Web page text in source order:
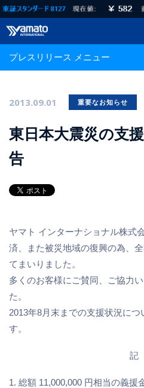
プレスリリース メニュー
2013.09.01 重要なお知らせ
東日本大震災の支
告
ヤマト インターナショナル株式
済、また被災地域の復興の為、
てまいりました。
多くのお客様にご賛同、ご協力
た。
2013年8月末までの支援状況に
す。
記
1. 総額 11,000,000 円相当の義援